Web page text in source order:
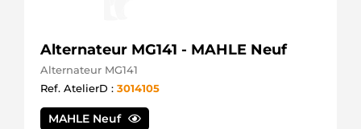
ATL
Alternateur MG141 - MAHLE Neuf
Alternateur MG141
Ref. AtelierD : 3014105
MAHLE Neuf